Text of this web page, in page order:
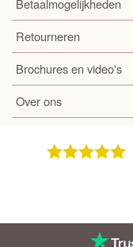
Betaalmogelijkheden
Retourneren
Brochures en video's
Over ons